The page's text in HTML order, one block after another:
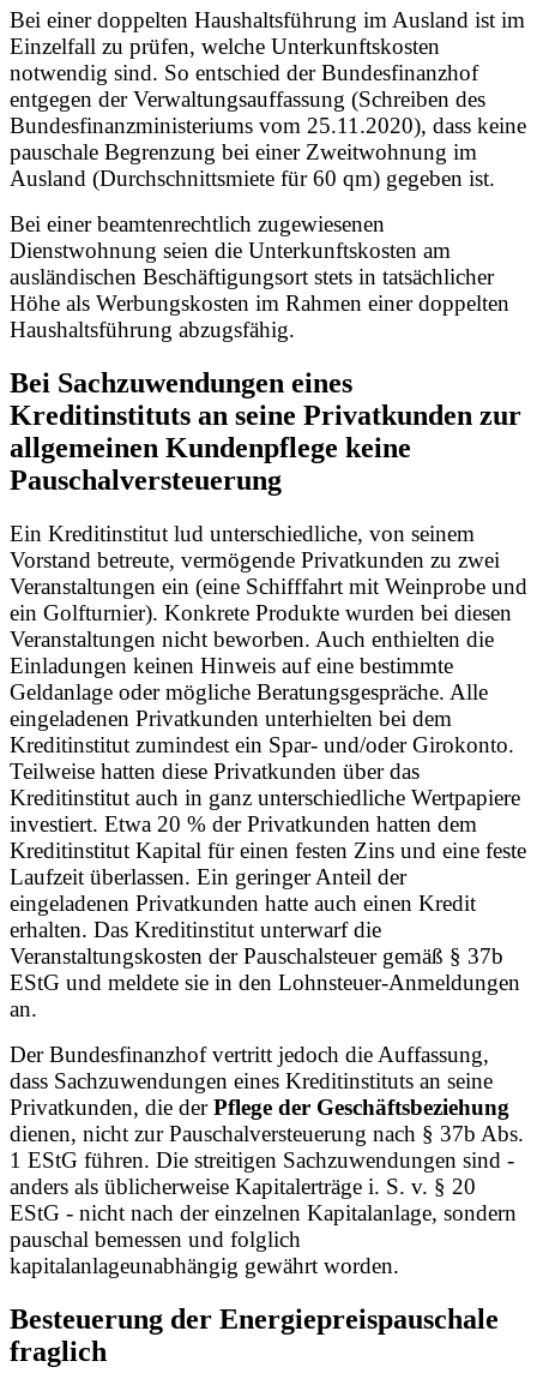
Bei einer doppelten Haushaltsführung im Ausland ist im
Einzelfall zu prüfen, welche Unterkunftskosten
notwendig sind. So entschied der Bundesfinanzhof
entgegen der Verwaltungsauffassung (Schreiben des
Bundesfinanzministeriums vom 25.11.2020), dass keine
pauschale Begrenzung bei einer Zweitwohnung im
Ausland (Durchschnittsmiete für 60 qm) gegeben ist.
Bei einer beamtenrechtlich zugewiesenen
Dienstwohnung seien die Unterkunftskosten am
ausländischen Beschäftigungsort stets in tatsächlicher
Höhe als Werbungskosten im Rahmen einer doppelten
Haushaltsführung abzugsfähig.
Bei Sachzuwendungen eines
Kreditinstituts an seine Privatkunden zur
allgemeinen Kundenpflege keine
Pauschalversteuerung
Ein Kreditinstitut lud unterschiedliche, von seinem
Vorstand betreute, vermögende Privatkunden zu zwei
Veranstaltungen ein (eine Schifffahrt mit Weinprobe und
ein Golfturnier). Konkrete Produkte wurden bei diesen
Veranstaltungen nicht beworben. Auch enthielten die
Einladungen keinen Hinweis auf eine bestimmte
Geldanlage oder mögliche Beratungsgespräche. Alle
eingeladenen Privatkunden unterhielten bei dem
Kreditinstitut zumindest ein Spar- und/oder Girokonto.
Teilweise hatten diese Privatkunden über das
Kreditinstitut auch in ganz unterschiedliche Wertpapiere
investiert. Etwa 20 % der Privatkunden hatten dem
Kreditinstitut Kapital für einen festen Zins und eine feste
Laufzeit überlassen. Ein geringer Anteil der
eingeladenen Privatkunden hatte auch einen Kredit
erhalten. Das Kreditinstitut unterwarf die
Veranstaltungskosten der Pauschalsteuer gemäß § 37b
EStG und meldete sie in den Lohnsteuer-Anmeldungen
an.
Der Bundesfinanzhof vertritt jedoch die Auffassung,
dass Sachzuwendungen eines Kreditinstituts an seine
Privatkunden, die derPflege der Geschäftsbeziehung
dienen, nicht zur Pauschalversteuerung nach § 37b Abs.
1 EStG führen. Die streitigen Sachzuwendungen sind -
anders als üblicherweise Kapitalerträge i. S. v. § 20
EStG - nicht nach der einzelnen Kapitalanlage, sondern
pauschal bemessen und folglich
kapitalanlageunabhängig gewährt worden.
Besteuerung der Energiepreispauschale
fraglich